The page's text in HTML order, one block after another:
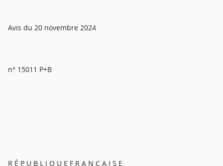
Avis du 20 novembre 2024
n° 15011 P+B
R É P U B L I Q U E F R A N Ç A I S E